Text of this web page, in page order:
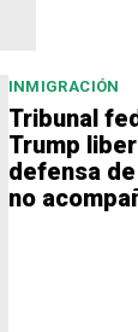
INMIGRACIÓN
Tribunal
Trump
defensa
no